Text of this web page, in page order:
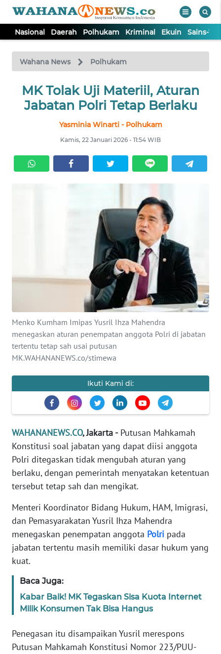
Nasional Daerah Polhukam Kriminal Ekuin Sains-
Wahana News Polhukam
MK Tolak Uji Materiil, Aturan
Jabatan Polri Tetap Berlaku
Yasminia Winarti - Polhukam
Kamis, 22 Januari 2026 - 11:54 WIB
Menko Kumham Imipas Yusril Ihza Mahendra
menegaskan aturan penempatan anggota Polri di jabatan
tertentu tetap sah usai putusan
MK.WAHANANEWS.co/stimewa
Ikuti Kami di:
WAHANANEWS.CO, Jakarta -Putusan Mahkamah
Konstitusi soal jabatan yang dapat diisi anggota
Polri ditegaskan tidak mengubah aturan yang
berlaku, dengan pemerintah menyatakan ketentuan
tersebut tetap sah dan mengikat.
Menteri Koordinator Bidang Hukum, HAM, Imigrasi,
dan Pemasyarakatan Yusril Ihza Mahendra
menegaskan penempatan anggota Polri pada
jabatan tertentu masih memiliki dasar hukum yang
kuat.
Baca Juga:
Kabar Baik! MK Tegaskan Sisa Kuota Internet
Milik Konsumen Tak Bisa Hangus
Penegasan itu disampaikan Yusril merespons
Putusan Mahkamah Konstitusi Nomor 223/PUU-
TV
Tutup
NASIONAL
KRIMINAL
INTERNASIONAL
SERBA-SERBI
PENDIDIKAN
OPINI
Informasi
INDEKS
BERITA
KONTAK
KAMI
IKLAN
TENTANG
SIBER